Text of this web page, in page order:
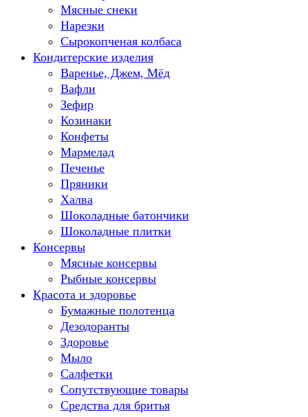
Мясные снеки
Нарезки
Сырокопченая колбаса
Кондитерские изделия
Варенье, Джем, Мёд
Вафли
Зефир
Козинаки
Конфеты
Мармелад
Печенье
Пряники
Халва
Шоколадные батончики
Шоколадные плитки
Консервы
Мясные консервы
Рыбные консервы
Красота и здоровье
Бумажные полотенца
Дезодоранты
Здоровье
Мыло
Салфетки
Сопутствующие товары
Средства для бритья